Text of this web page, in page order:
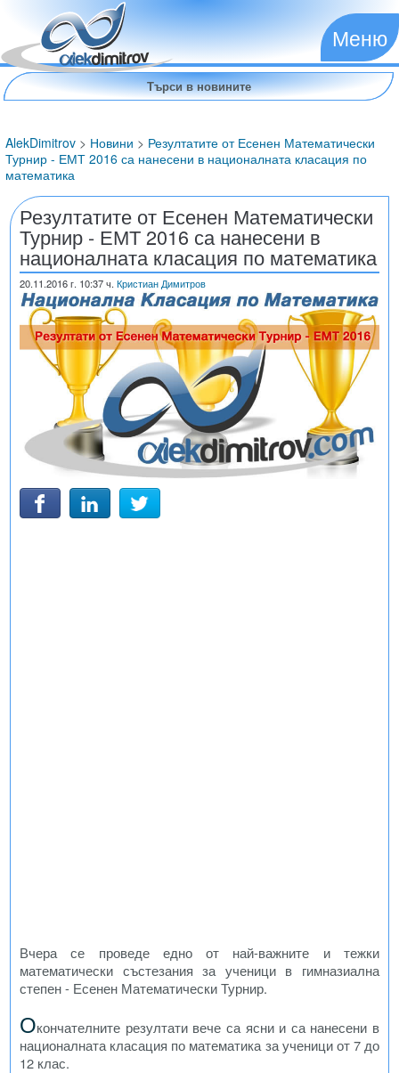
Меню
AlekDimitrov > Новини > Резултатите от Есенен Математически
Турнир - ЕМТ 2016 са нанесени в националната класация по
математика
Резултатите от Есенен Математически
Турнир - ЕМТ 2016 са нанесени в
националната класация по математика
20.11.2016г. 10:37 ч. Кристиан Димитров
Вчера се проведе едно от най-важните и тежки
математически състезания за ученици в гимназиална
степен - Есенен Математически Турнир.
Окончателните резултати вече са ясни и са нанесени в
националната класация по математика за ученици от 7 до
12 клас.